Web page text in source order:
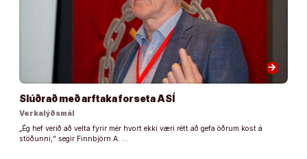
arrow_forward
Slúðrað með arftaka forseta ASÍ
Verkalýðsmál
„Ég hef verið að velta fyrir mér hvort ekki væri rétt að gefa öðrum kost á
stöðunni,“ segir Finnbjörn A. …